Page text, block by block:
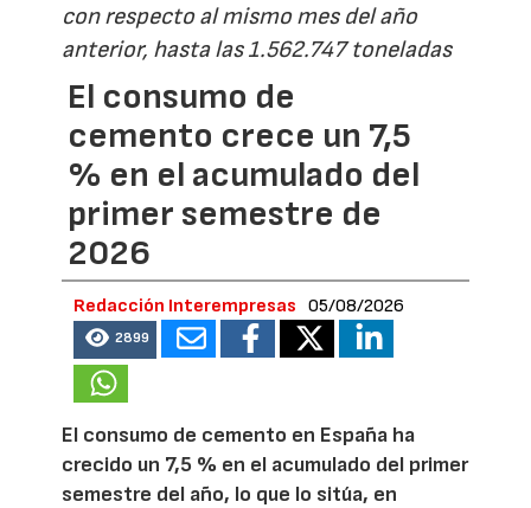
con respecto al mismo mes del año
anterior, hasta las 1.562.747 toneladas
El consumo de
cemento crece un 7,5
% en el acumulado del
primer semestre de
2026
Redacción Interempresas 05/08/2026
2899
El consumo de cemento en España ha
crecido un 7,5 % en el acumulado del primer
semestre del año, lo que lo sitúa, en